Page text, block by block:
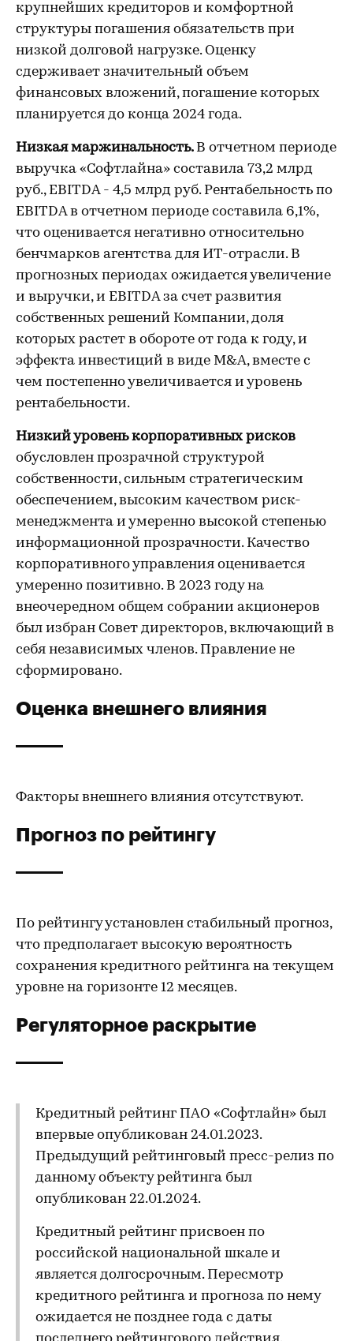
крупнейших кредиторов и комфортной
структуры погашения обязательств при
низкой долговой нагрузке. Оценку
сдерживает значительный объем
финансовых вложений, погашение которых
планируется до конца 2024 года.
Низкая маржинальность. В отчетном периоде
выручка «Софтлайна» составила 73,2 млрд
руб., EBITDA - 4,5 млрд руб. Рентабельность по
EBITDA в отчетном периоде составила 6,1%,
что оценивается негативно относительно
бенчмарков агентства для ИТ-отрасли. В
прогнозных периодах ожидается увеличение
и выручки, и EBITDA за счет развития
собственных решений Компании, доля
которых растет в обороте от года к году, и
эффекта инвестиций в виде M&A, вместе с
чем постепенно увеличивается и уровень
рентабельности.
Низкий уровень корпоративных рисков
обусловлен прозрачной структурой
собственности, сильным стратегическим
обеспечением, высоким качеством риск-
менеджмента и умеренно высокой степенью
информационной прозрачности. Качество
корпоративного управления оценивается
умеренно позитивно. В 2023 году на
внеочередном общем собрании акционеров
был избран Совет директоров, включающий в
себя независимых членов. Правление не
сформировано.
Оценка внешнего влияния
Факторы внешнего влияния отсутствуют.
Прогноз по рейтингу
По рейтингу установлен стабильный прогноз,
что предполагает высокую вероятность
сохранения кредитного рейтинга на текущем
уровне на горизонте 12 месяцев.
Регуляторное раскрытие
Кредитный рейтинг ПАО «Софтлайн» был
впервые опубликован 24.01.2023.
Предыдущий рейтинговый пресс-релиз по
данному объекту рейтинга был
опубликован 22.01.2024.
Кредитный рейтинг присвоен по
российской национальной шкале и
является долгосрочным. Пересмотр
кредитного рейтинга и прогноза по нему
ожидается не позднее года с даты